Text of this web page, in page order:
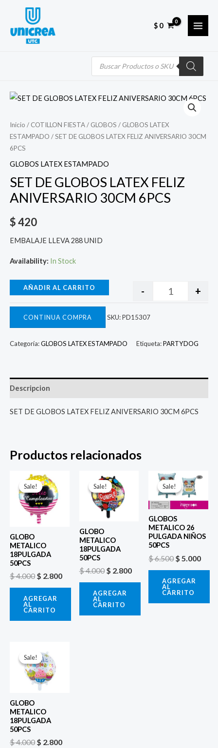
content
$0
Búsqueda
Inicio / COTILLON FIESTA/ GLOBOS / GLOBOS LATEX
ESTAMPADO / SET DE GLOBOS LATEX FELIZ ANIVERSARIO 30CM
6PCS
GLOBOS LATEX ESTAMPADO
SET DE GLOBOS LATEX FELIZ
ANIVERSARIO 30CM 6PCS
$420
EMBALAJE LLEVA 288 UNID
Availability: In Stock
Quantity
- +
AÑADIR AL CARRITO
CONTINUA COMPRA SKU:PD15307
Categoría:GLOBOS LATEX ESTAMPADO Etiqueta:PARTYDOG
Descripcion
SET DE GLOBOS LATEX FELIZ ANIVERSARIO 30CM 6PCS
Productos relacionados
Sale!
Sale!
GLOBO
METALICO
18PULGADA
50PCS
$4.000
El
precio
original
era:
$ 4.000.
$ 2.800
AGREGAR
AL
CARRITO
Sale!
Sale!
GLOBO
METALICO
18PULGADA
50PCS
$4.000
El
precio
original
era:
$ 4.000.
$ 2.800
$ 2.800.
AGREGAR
AL
CARRITO
Sale!
Sale!
GLOBOS
METALICO 26
PULGADA NIÑOS
50PCS
$6.500
El
precio
original
era:
$ 6.500.
$ 5.000
El
AGREGAR
AL
CARRITO
Sale!
Sale!
GLOBO
METALICO
18PULGADA
50PCS
$4.000
precio
original
era:
$ 4.000.
$ 2.800